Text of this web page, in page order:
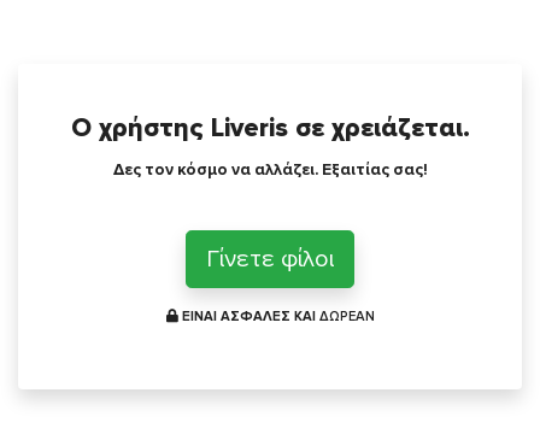
Ο χρήστης Liveris σε χρειάζεται.
Δες τον κόσμο να αλλάζει. Εξαιτίας σας!
Γίνετε φίλοι
ΕΙΝΑΙ ΑΣΦΑΛΕΣ ΚΑΙ ΔΩΡΕΑΝ